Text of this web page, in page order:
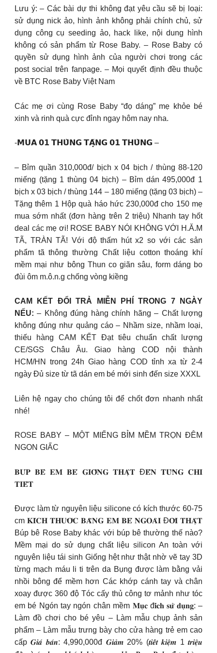
Lưu ý: – Các bài dự thi không đạt yêu cầu sẽ bị loại:
sử dụng nick ảo, hình ảnh không phải chính chủ, sử
dụng công cụ seeding ảo, hack like, nội dung hình
không có sản phẩm từ Rose Baby. – Rose Baby có
quyền sử dụng hình ảnh của người chơi trong các
post social trên fanpage. – Mọi quyết định đều thuộc
về BTC Rose Baby Việt Nam
Các mẹ ơi cùng Rose Baby “đọ dáng” mẹ khỏe bé
xinh và rinh quà cực đỉnh ngay hôm nay nha.
-𝗠𝗨𝗔 𝟬𝟭 𝗧𝗛𝗨̀𝗡𝗚 𝗧𝗔̣̆𝗡𝗚 𝟬𝟭 𝗧𝗛𝗨̀𝗡𝗚 –
– Bỉm quần 310,000đ/ bịch x 04 bịch / thùng 88-120
miếng (tặng 1 thùng 04 bịch) – Bỉm dán 495,000đ 1
bịch x 03 bịch / thùng 144 – 180 miếng (tặng 03 bịch) –
Tặng thêm 1 Hộp quà háo hức 230,000đ cho 150 mẹ
mua sớm nhất (đơn hàng trên 2 triệu) Nhanh tay hốt
deal các mẹ ơi! ROSE BABY NÓI KHÔNG VỚI H.Ă.M
TÃ, TRÀN TÃ! Với độ thấm hút x2 so với các sản
phẩm tã thông thường Chất liệu cotton thoáng khí
mềm mại như bông Thun co giãn sâu, form dáng bo
đùi ôm m.ô.n.g chống vòng kiềng
CAM KẾT ĐỔI TRẢ MIỄN PHÍ TRONG 7 NGÀY
NẾU: – Không đúng hàng chính hãng – Chất lượng
không đúng như quảng cáo – Nhầm size, nhầm loại,
thiếu hàng CAM KẾT Đạt tiêu chuẩn chất lượng
CE/SGS Châu Âu. Giao hàng COD nội thành
HCM/HN trong 24h Giao hàng COD tỉnh xa từ 2-4
ngày Đủ size từ tã dán em bé mới sinh đến size XXXL
Liên hệ ngay cho chúng tôi để chốt đơn nhanh nhất
nhé!
ROSE BABY – MỘT MIẾNG BỈM MỀM TRỌN ĐÊM
NGON GIẤC
𝐁𝐔́𝐏 𝐁𝐄̂ 𝐄𝐌 𝐁𝐄́ 𝐆𝐈𝐎̂́𝐍𝐆 𝐓𝐇𝐀̣̂𝐓 Đ𝐄̂́𝐍 𝐓𝐔̛̀𝐍𝐆 𝐂𝐇𝐈
𝐓𝐈𝐄̂́𝐓
Được làm từ nguyên liệu silicone có kích thước 60-75
cm 𝐊𝐈́𝐂𝐇 𝐓𝐇𝐔̛𝐎̛́𝐂 𝐁𝐀̆̀𝐍𝐆 𝐄𝐌 𝐁𝐄́ 𝐍𝐆𝐎𝐀̀𝐈 Đ𝐎̛̀𝐈 𝐓𝐇𝐀̣̂𝐓
Búp bê Rose Baby khác với búp bê thường thế nào?
Mềm mại do sử dụng chất liệu silicon An toàn với
nguyên liệu tái sinh Giống hệt như thật nhờ vẽ tay 3D
từng mạch máu li ti trên da Bụng được làm bằng vải
nhồi bông để mềm hơn Các khớp cánh tay và chân
xoay được 360 độ Tóc cấy thủ công tơ mảnh như tóc
em bé Ngón tay ngón chân mềm 𝐌𝐮̣𝐜 đ𝐢́𝐜𝐡 𝐬𝐮̛̉ 𝐝𝐮̣𝐧𝐠: –
Làm đồ chơi cho bé yêu – Làm mẫu chụp ảnh sản
phẩm – Làm mẫu trưng bày cho cửa hàng trẻ em cao
cấp 𝑮𝒊𝒂́ 𝒃𝒂́𝒏: 4,990,000đ 𝑮𝒊𝒂̉𝒎 20% (𝒕𝒊𝒆̂́𝒕 𝒌𝒊𝒆̣̂𝒎 1 𝒕𝒓𝒊𝒆̣̂𝒖